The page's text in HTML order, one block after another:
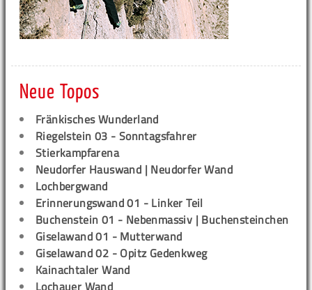
Neue Topos
Fränkisches Wunderland
Riegelstein 03 - Sonntagsfahrer
Stierkampfarena
Neudorfer Hauswand | Neudorfer Wand
Lochbergwand
Erinnerungswand 01 - Linker Teil
Buchenstein 01 - Nebenmassiv | Buchensteinchen
Giselawand 01 - Mutterwand
Giselawand 02 - Opitz Gedenkweg
Kainachtaler Wand
Lochauer Wand